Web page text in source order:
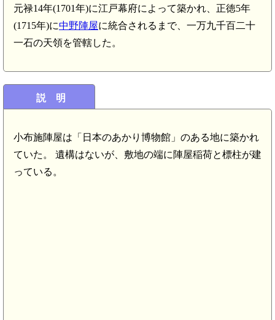
元禄14年(1701年)に江戸幕府によって築かれ、正徳5年
(1715年)に中野陣屋に統合されるまで、一万九千百二十
一石の天領を管轄した。
説 明
小布施陣屋は「日本のあかり博物館」のある地に築かれ
ていた。 遺構はないが、敷地の端に陣屋稲荷と標柱が建
っている。